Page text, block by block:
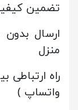
تضمین
ارسال
منزل
راه ارتباطی
واتساپ )